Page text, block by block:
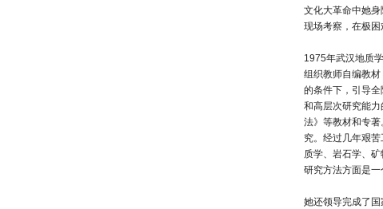
文化大革命中她
现场考察，在极困
1975年武汉地质
组织教师自编教
的条件下，引导
和高层次研究能
法》等教材和专
究。经过几年艰
质学、岩石学、
研究方法方面是
她还领导完成了